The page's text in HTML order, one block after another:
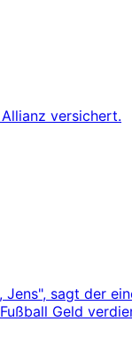
versichert.
sagt der
Geld